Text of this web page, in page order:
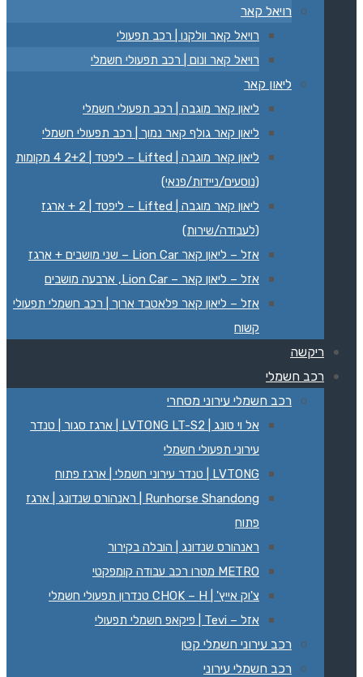
רויאל קאר
רויאל קאר וולקנו | רכב תפעולי
רויאל קאר ונום | רכב תפעולי חשמלי
ליאון קאר
ליאון קאר מוגבה | רכב תפעולי חשמלי
ליאון קאר גולף קאר נמוך | רכב תפעולי חשמלי
ליאון קאר מוגבה | Lifted – ליפטד | 2+2 4 מקומות
(נוסעים/ניידות/פנאי)
ליאון קאר מוגבה | Lifted – ליפטד | 2 + ארגז
(לעבודה/שירות)
אזל – ליאון קאר Lion Car – שני מושבים + ארגז
אזל – ליאון קאר – Lion Car, ארבעה מושבים
אזל – ליאון קאר פלאטבד ארוך | רכב חשמלי תפעולי
קשוח
ריקשה
רכב חשמלי
רכב חשמלי עירוני מסחרי
אל וי טונג | LVTONG LT-S2 | ארגז סגור | טנדר
עירוני תפעולי חשמלי
LVTONG | טנדר עירוני חשמלי | ארגז פתוח
Runhorse Shandong | ראנהורס שנדונג | ארגז
פתוח
ראנהורס שנדונג | הובלה בקירור
METRO מטרו רכב עבודה קומפקטי
צ'וק אייץ' | CHOK – H טנדרון תפעולי חשמלי
אזל – Tevi | פיקאפ חשמלי תפעולי
רכב עירוני חשמלי קטן
רכב חשמלי עירוני